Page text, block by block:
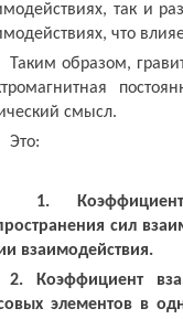
так и
что
Таким образом,
смысл.
Это:
1.
сил
взаимодействия.
2. Коэффициент
элементов в